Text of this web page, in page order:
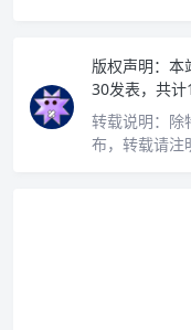
版权声明： 本
30发表，共计
转载说明： 除
布，转载请注